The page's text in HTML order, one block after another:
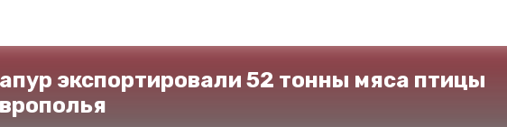
экспортировали 52 тонны мяса птицы